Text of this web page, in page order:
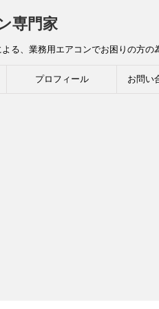
専門家
る、業務用エアコンでお困りの方の
プロフィール お問い